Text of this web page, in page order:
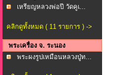
เหรียญหลวงพ่อปี วัดคูเ...
คลิกดูทั้งหมด ( 11 รายการ ) ->
พระเครื่อง จ. ระนอง
พระผงรูปเหมือนหลวงปู่ท...